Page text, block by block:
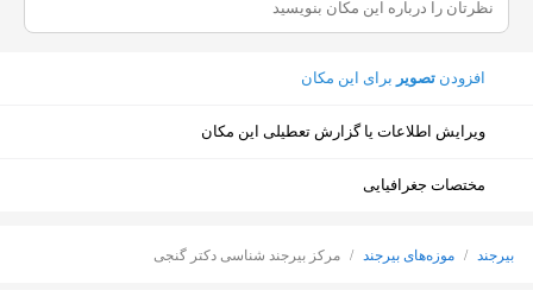
افزودن تصویر برای این مکان
ویرایش اطلاعات یا گزارش تعطیلی این مکان
مختصات جغرافیایی
بیرجند / موزه‌های بیرجند / مرکز بیرجند شناسی دکتر گنجی